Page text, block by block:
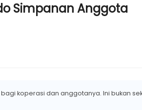
Simpanan Anggota
koperasi dan anggotanya. Ini bukan